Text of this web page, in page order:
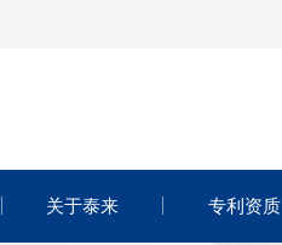
关于泰来 专利资质